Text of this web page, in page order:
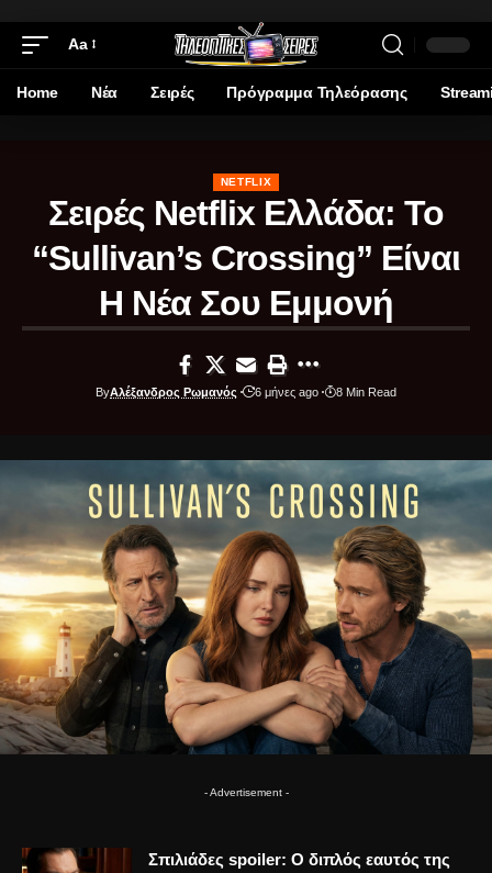
Aa
Home Νέα Σειρές Πρόγραμμα Τηλεόρασης
NETFLIX
Σειρές Netflix Ελλάδα: Το
“Sullivan’s Crossing” Είναι
Η Νέα Σου Εμμονή
ByΑλέξανδρος Ρωμανός 6 μήνες ago 8 Min Read
- Advertisement -
Σπιλιάδες spoiler: Ο διπλός εαυτός της